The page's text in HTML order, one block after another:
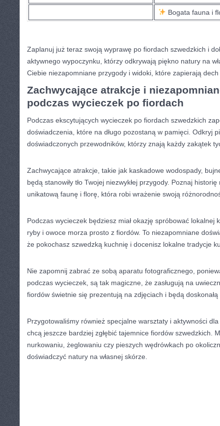
Bogata fauna i
Zaplanuj już⁣ teraz swoją wyprawę po fiordach⁣ szwedzkich i
aktywnego wypoczynku, ‍którzy ⁣odkrywają piękno natury na
Ciebie niezapomniane przygody i widoki, ‍które zapierają‍
Zachwycające atrakcje‌ i
podczas wycieczek po⁢ fiordach
Podczas ekscytujących wycieczek po fiordach szwedzkich‍
doświadczenia, które na długo⁢ pozostaną w pamięci. Odkryj
doświadczonych przewodników, którzy ‍znają każdy ​zakątek‌
Zachwycające atrakcje, takie jak kaskadowe wodospady,
będą stanowiły tło Twojej niezwykłej ‍przygody. Poznaj
unikatową faunę ‍i florę, ⁢która‌ robi wrażenie swoją⁣
Podczas ⁢wycieczek ⁢będziesz miał ⁢okazję spróbować lokalnej
ryby⁤ i owoce morza⁣ prosto z fiordów. To niezapomniane
że pokochasz szwedzką kuchnię ⁤i docenisz lokalne ⁤tradycje
Nie zapomnij zabrać ze sobą aparatu ‌fotograficznego,
podczas wycieczek, są‌ tak magiczne, że zasługują na
fiordów świetnie się prezentują na zdjęciach ​i będą
Przygotowaliśmy również specjalne warsztaty i aktywności
chcą jeszcze ​bardziej zgłębić tajemnice fiordów szwedzkich.
nurkowaniu,‌ żeglowaniu czy​ pieszych ​wędrówkach po
doświadczyć natury na własnej skórze.